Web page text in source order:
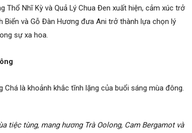
Thổ Nhĩ Kỳ và Quả Lý Chua Đen xuất hiện, cảm xúc trở
Biển và Gỗ Đàn Hương đưa Ani trở thành lựa chọn lý
sự xa hoa.
là khoảnh khắc tĩnh lặng của buổi sáng mùa đông.
tiệc tùng, mang hương Trà Oolong, Cam Bergamot và